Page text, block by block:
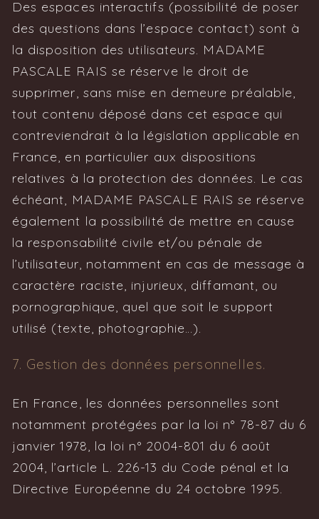
Des espaces interactifs (possibilité de poser
des questions dans l’espace contact) sont à
la disposition des utilisateurs. MADAME
PASCALE RAIS se réserve le droit de
supprimer, sans mise en demeure préalable,
tout contenu déposé dans cet espace qui
contreviendrait à la législation applicable en
France, en particulier aux dispositions
relatives à la protection des données. Le cas
échéant, MADAME PASCALE RAIS se réserve
également la possibilité de mettre en cause
la responsabilité civile et/ou pénale de
l’utilisateur, notamment en cas de message à
caractère raciste, injurieux, diffamant, ou
pornographique, quel que soit le support
utilisé (texte, photographie…).
7. Gestion des données personnelles.
En France, les données personnelles sont
notamment protégées par la loi n° 78-87 du 6
janvier 1978, la loi n° 2004-801 du 6 août
2004, l’article L. 226-13 du Code pénal et la
Directive Européenne du 24 octobre 1995.